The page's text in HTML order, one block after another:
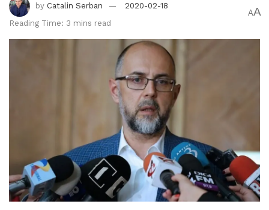
by Catalin Serban
2020-02-18
Reading Time: 3 mins read
AA